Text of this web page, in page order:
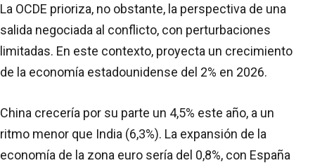
La OCDE prioriza, no obstante, la perspectiva de una
salida negociada al conflicto, con perturbaciones
limitadas. En este contexto, proyecta un crecimiento
de la economía estadounidense del 2% en 2026.
China crecería por su parte un 4,5% este año, a un
ritmo menor que India (6,3%). La expansión de la
economía de la zona euro sería del 0,8%, con España